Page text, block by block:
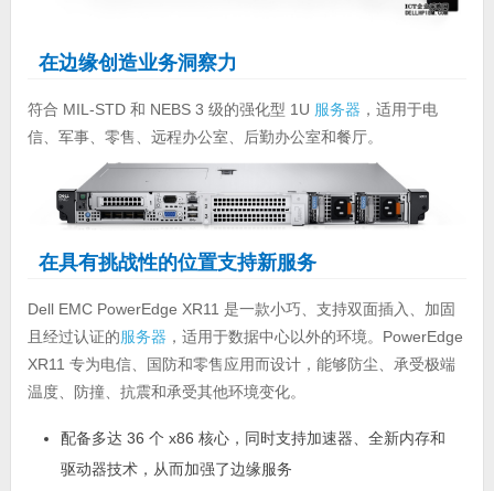
在边缘创造业务洞察力
符合 MIL-STD 和 NEBS 3 级的强化型 1U 服务器 ，适用于电
信、军事、零售、远程办公室、后勤办公室和餐厅。
在具有挑战性的位置支持新服务
Dell EMC PowerEdge XR11 是一款小巧、支持双面插入、加固
且经过认证的服务器 ，适用于数据中心以外的环境。PowerEdge
XR11 专为电信、国防和零售应用而设计，能够防尘、承受极端
温度、防撞、抗震和承受其他环境变化。
配备多达 36 个 x86 核心，同时支持加速器、全新内存和
驱动器技术，从而加强了边缘服务